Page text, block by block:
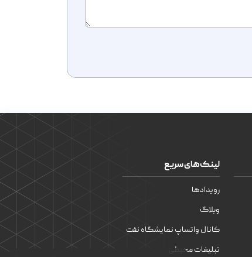
لینک‌های سریع
رویدادها
وبلاگ
کانال واتساپ نمایشگاه نفت
تبلیغات محیطی